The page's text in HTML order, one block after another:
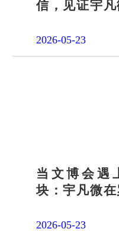
信，见证宇凡
2026-05-23
当文博会遇
块：宇凡微在
答卷
2026-05-23